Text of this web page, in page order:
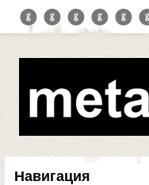
Навигация